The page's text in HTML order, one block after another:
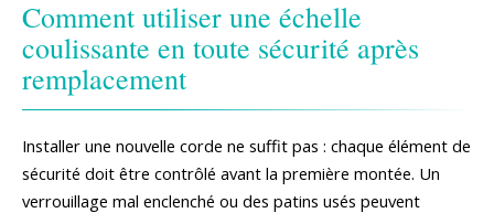
Comment utiliser une échelle
coulissante en toute sécurité après
remplacement
Installer une nouvelle corde ne suffit pas : chaque élément de
sécurité doit être contrôlé avant la première montée. Un
verrouillage mal enclenché ou des patins usés peuvent